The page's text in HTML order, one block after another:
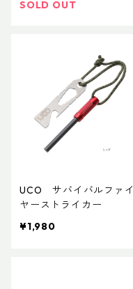
SOLD OUT
UCO サバイバルファイ
ヤーストライカー
¥1,980